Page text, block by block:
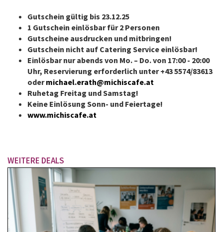
Gutschein gültig bis 23.12.25
1 Gutschein einlösbar für 2 Personen
Gutscheine ausdrucken und mitbringen!
Gutschein nicht auf Catering Service einlösbar!
Einlösbar nur abends von Mo. – Do. von 17:00 - 20:00
Uhr, Reservierung erforderlich unter +43 5574/83613
odermichael.erath@michiscafe.at
Ruhetag Freitag und Samstag!
Keine Einlösung Sonn- und Feiertage!
www.michiscafe.at
WEITERE DEALS